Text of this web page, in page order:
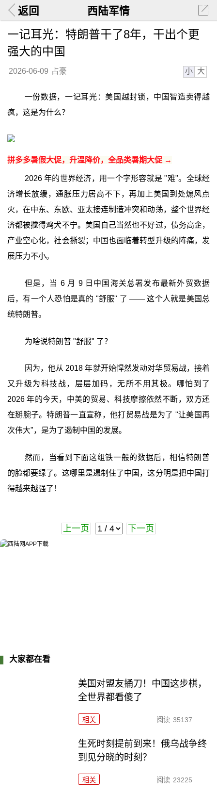
返回 西陆军情
一记耳光：特朗普干了8年，干出个更
强大的中国
2026-06-09 占豪 小 大
一份数据，一记耳光：美国越封锁，中国智造卖得越
疯，这是为什么？
拼多多暑假大促，升温降价，全品类暑期大促 →
2026 年的世界经济，用一个字形容就是 "难"。全球经
济增长放缓，通胀压力居高不下，再加上美国到处煽风点
火，在中东、东欧、亚太接连制造冲突和动荡，整个世界经
济都被搅得鸡犬不宁。美国自己当然也不好过，债务高企，
产业空心化，社会撕裂；中国也面临着转型升级的阵痛，发
展压力不小。
但是，当 6 月 9 日中国海关总署发布最新外贸数据
后，有一个人恐怕是真的 "舒服" 了 —— 这个人就是美国总
统特朗普。
为啥说特朗普 "舒服" 了？
因为，他从 2018 年就开始悍然发动对华贸易战，接着
又升级为科技战，层层加码，无所不用其极。哪怕到了
2026 年的今天，中美的贸易、科技摩擦依然不断，双方还
在掰腕子。特朗普一直宣称，他打贸易战是为了 "让美国再
次伟大"，是为了遏制中国的发展。
然而，当看到下面这组铁一般的数据后，相信特朗普
的脸都要绿了。这哪里是遏制住了中国，这分明是把中国打
得越来越强了！
上一页 下一页
大家都在看
美国对盟友捅刀！中国这步棋，
全世界都看傻了
相关 阅读 35137
生死时刻提前到来！俄乌战争终
到见分晓的时刻？
相关 阅读 23225